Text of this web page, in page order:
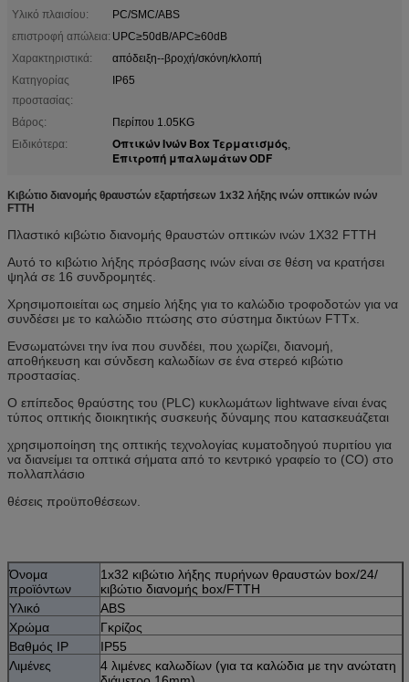
Υλικό πλαισίου:
PC/SMC/ABS
επιστροφή απώλεια: UPC≥50dB/APC≥60dB
Χαρακτηριστικά:
απόδειξη--βροχή/σκόνη/κλοπή
Κατηγορίας
προστασίας:
IP65
Βάρος:
Περίπου 1.05KG
Ειδικότερα:
Οπτικών Ινών Box Τερματισμός,
Επιτροπή μπαλωμάτων ODF
Κιβώτιο διανομής θραυστών εξαρτήσεων 1x32 λήξης ινών οπτικών ινών
FTTH
Πλαστικό κιβώτιο διανομής θραυστών οπτικών ινών 1X32 FTTH
Αυτό το κιβώτιο λήξης πρόσβασης ινών είναι σε θέση να κρατήσει
ψηλά σε 16 συνδρομητές.
Χρησιμοποιείται ως σημείο λήξης για το καλώδιο τροφοδοτών για να
συνδέσει με το καλώδιο πτώσης στο σύστημα δικτύων FTTx.
Ενσωματώνει την ίνα που συνδέει, που χωρίζει, διανομή,
αποθήκευση και σύνδεση καλωδίων σε ένα στερεό κιβώτιο
προστασίας.
Ο επίπεδος θραύστης του (PLC) κυκλωμάτων lightwave είναι ένας
τύπος οπτικής διοικητικής συσκευής δύναμης που κατασκευάζεται
χρησιμοποίηση της οπτικής τεχνολογίας κυματοδηγού πυριτίου για
να διανείμει τα οπτικά σήματα από το κεντρικό γραφείο το (CO) στο
πολλαπλάσιο
θέσεις προϋποθέσεων.
Όνομα
προϊόντων
1x32 κιβώτιο λήξης πυρήνων θραυστών box/24/
κιβώτιο διανομής box/FTTH
Υλικό
ABS
Χρώμα
Γκρίζος
Βαθμός IP
IP55
Λιμένες
4 λιμένες καλωδίων (για τα καλώδια με την ανώτατη